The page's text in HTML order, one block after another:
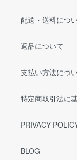
配送・送料につ
返品について
支払い方法につ
特定商取引法に
PRIVACY
BLOG